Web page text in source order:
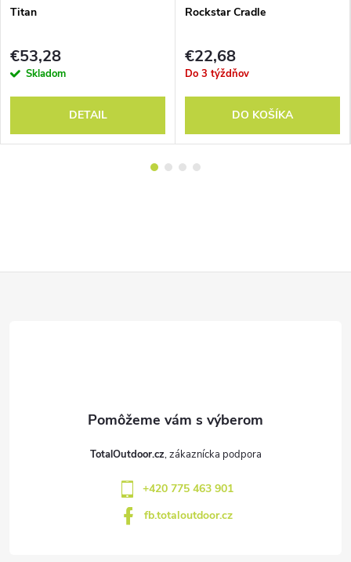
Titan
€53,28
Skladom
DETAIL
Rockstar Cradle
€22,68
Do 3 týždňov
DO KOŠÍKA
TotalOutdoor.cz
+420 775 463 901
fb.totaloutdoor.cz